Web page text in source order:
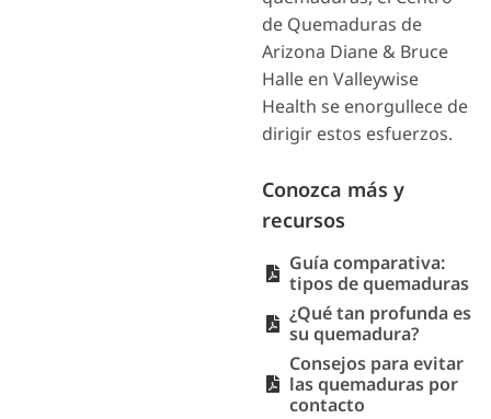
de Quemaduras de
Arizona Diane & Bruce
Halle en Valleywise
Health se enorgullece de
dirigir estos esfuerzos.
Conozca más y
recursos
Guía comparativa:
tipos de quemaduras
¿Qué tan profunda es
su quemadura?
Consejos para evitar
las quemaduras por
contacto